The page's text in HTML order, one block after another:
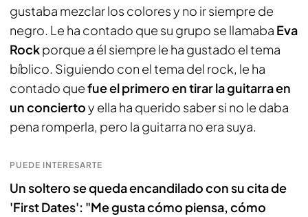
gustaba mezclar los colores y no ir siempre de
negro. Le ha contado que su grupo se llamaba Eva
Rockporque a él siempre le ha gustado el tema
bíblico. Siguiendo con el tema del rock, le ha
contado quefue el primero en tirar la guitarra en
un conciertoy ella ha querido saber si no le daba
pena romperla, pero la guitarra no era suya.
PUEDE INTERESARTE
Un soltero se queda encandilado con su cita de
'First Dates': "Me gusta cómo piensa, cómo